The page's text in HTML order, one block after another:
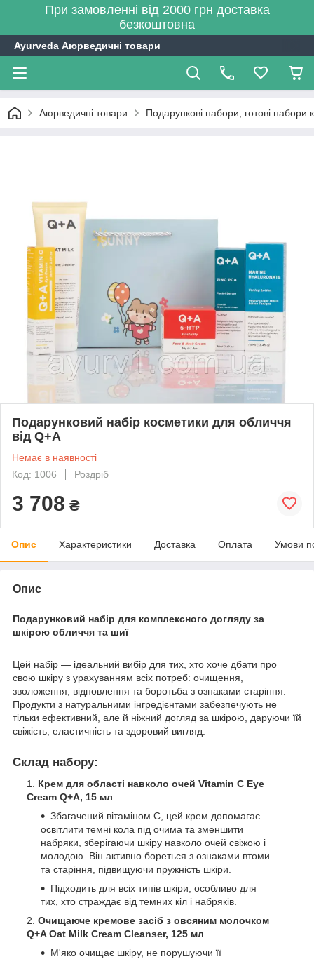
При замовленні від 2000 грн доставка
безкоштовна
Ayurveda Аюрведичні товари
Аюрведичні товари Подарункові набори, готові набори
Подарунковий набір косметики для обличчя
від Q+A
Немає в наявності
Код: 1006
Роздріб
3 708 ₴
Опис Характеристики Доставка Оплата Умови
Опис
Подарунковий набір для комплексного догляду за
шкірою обличчя та шиї
Цей набір — ідеальний вибір для тих, хто хоче дбати про
свою шкіру з урахуванням всіх потреб: очищення,
зволоження, відновлення та боротьба з ознаками старіння.
Продукти з натуральними інгредієнтами забезпечують не
тільки ефективний, але й ніжний догляд за шкірою, даруючи їй
свіжість, еластичність та здоровий вигляд.
Склад набору:
Крем для області навколо очей Vitamin C Eye
Cream Q+A, 15 мл
Збагачений вітаміном C, цей крем допомагає
освітлити темні кола під очима та зменшити
набряки, зберігаючи шкіру навколо очей свіжою і
молодою. Він активно бореться з ознаками втоми
та старіння, підвищуючи пружність шкіри.
Підходить для всіх типів шкіри, особливо для
тих, хто страждає від темних кіл і набряків.
Очищаюче кремове засіб з овсяним молочком
Q+A Oat Milk Cream Cleanser, 125 мл
М'яко очищає шкіру, не порушуючи її